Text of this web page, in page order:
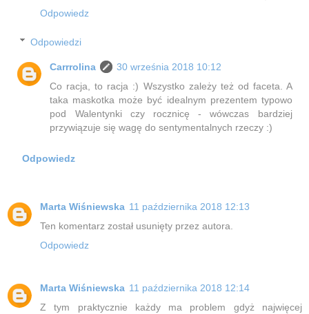
Odpowiedz
Odpowiedzi
Carrrolina
30 września 2018 10:12
Co racja, to racja :) Wszystko zależy też od faceta. A
taka maskotka może być idealnym prezentem typowo
pod Walentynki czy rocznicę - wówczas bardziej
przywiązuje się wagę do sentymentalnych rzeczy :)
Odpowiedz
Marta Wiśniewska 11 października 2018 12:13
Ten komentarz został usunięty przez autora.
Odpowiedz
Marta Wiśniewska 11 października 2018 12:14
Z tym praktycznie każdy ma problem gdyż najwięcej